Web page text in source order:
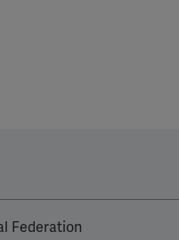
Federation